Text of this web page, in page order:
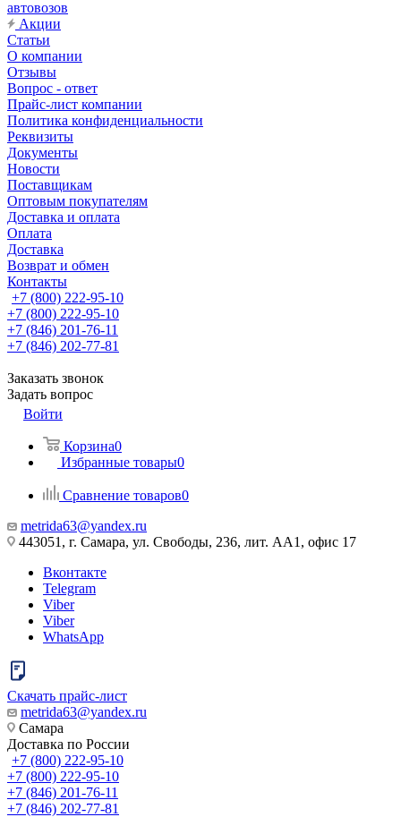
автовозов
Акции
Статьи
О компании
Отзывы
Вопрос - ответ
Прайс-лист компании
Политика конфиденциальности
Реквизиты
Документы
Новости
Поставщикам
Оптовым покупателям
Доставка и оплата
Оплата
Доставка
Возврат и обмен
Контакты
+7 (800) 222-95-10
+7 (800) 222-95-10
+7 (846) 201-76-11
+7 (846) 202-77-81
Заказать звонок
Задать вопрос
Войти
Корзина0
Избранные товары0
Сравнение товаров0
metrida63@yandex.ru
443051, г. Самара, ул. Свободы, 236, лит. АА1, офис 17
Вконтакте
Telegram
Viber
Viber
WhatsApp
Скачать прайс-лист
metrida63@yandex.ru
Самара
Доставка по России
+7 (800) 222-95-10
+7 (800) 222-95-10
+7 (846) 201-76-11
+7 (846) 202-77-81